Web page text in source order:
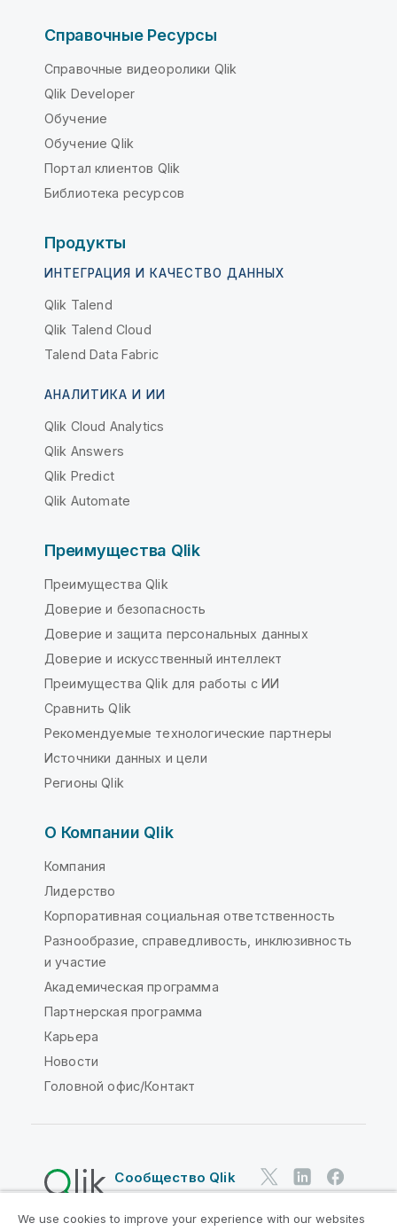
Справочные Ресурсы
Справочные видеоролики Qlik
Qlik Developer
Обучение
Обучение Qlik
Портал клиентов Qlik
Библиотека ресурсов
Продукты
ИНТЕГРАЦИЯ И КАЧЕСТВО ДАННЫХ
Qlik Talend
Qlik Talend Cloud
Talend Data Fabric
АНАЛИТИКА И ИИ
Qlik Cloud Analytics
Qlik Answers
Qlik Predict
Qlik Automate
Преимущества Qlik
Преимущества Qlik
Доверие и безопасность
Доверие и защита персональных данных
Доверие и искусственный интеллект
Преимущества Qlik для работы с ИИ
Сравнить Qlik
Рекомендуемые технологические партнеры
Источники данных и цели
Регионы Qlik
О Компании Qlik
Компания
Лидерство
Корпоративная социальная ответственность
Разнообразие, справедливость, инклюзивность
и участие
Академическая программа
Партнерская программа
Карьера
Новости
Головной офис/Контакт
Сообщество Qlik
Юридические соглашения
We use cookies to improve your experience with our websites